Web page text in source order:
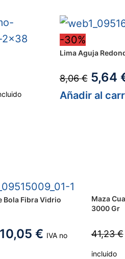
-30%
Lima Aguja
8,06€ 5,64
Añadir al
Bola Fibra Vidrio
10,05€ IVA no
Maza
3000 Gr
41,23€
incluido